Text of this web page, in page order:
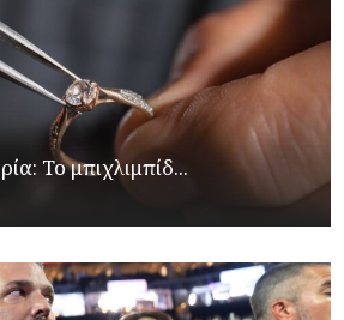
Το μπιχλιμπίδ...